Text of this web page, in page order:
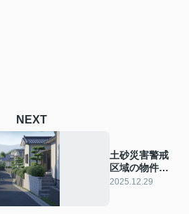
NEXT
土砂災害警戒
区域の物件売
却は何に注意
2025.12.29